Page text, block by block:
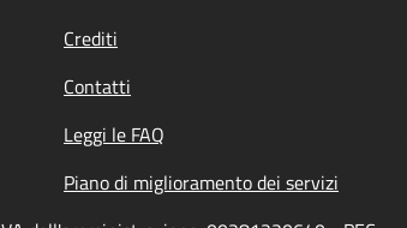
Crediti
Contatti
Leggi le FAQ
Piano di miglioramento dei servizi